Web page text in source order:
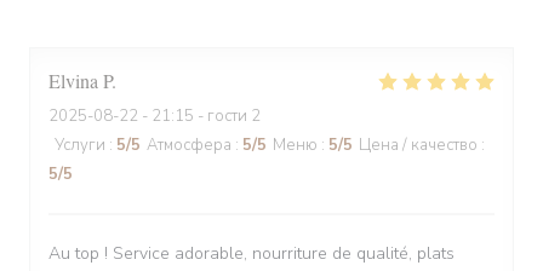
Elvina P
2025-08-22 - 21:15 - гости 2
Услуги : 5/5 Атмосфера : 5/5 Меню : 5/5 Цена / качество :
5/5
Au top ! Service adorable, nourriture de qualité, plats